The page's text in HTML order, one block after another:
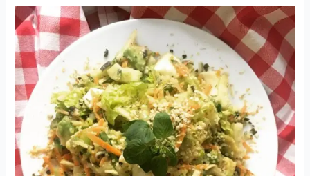
Avocado
Fenchel
Karotten
Gurken
Salat